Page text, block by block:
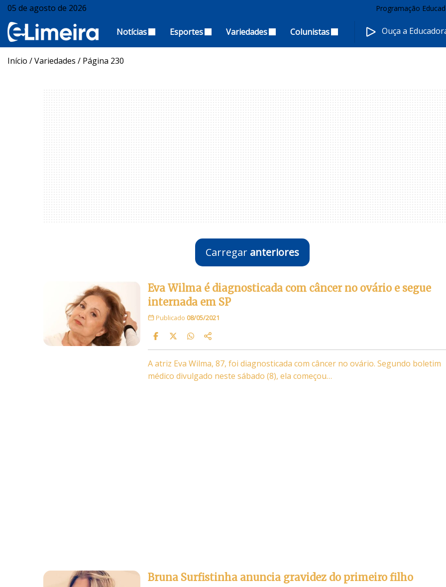
05 de agosto de 2026 Programação
Notícias Esportes Variedades Colunistas Ouça a
Início /Variedades / Página 230
Carregar anteriores
Eva Wilma é diagnosticada com câncer no ovário e segue
internada em SP
Publicado 08/05/2021
A atriz Eva Wilma, 87, foi diagnosticada com câncer no ovário. Segundo boletim
médico divulgado neste sábado (8), ela começou…
Bruna Surfistinha anuncia gravidez do primeiro filho